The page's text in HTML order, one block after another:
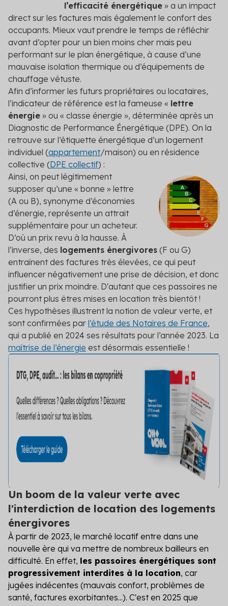
l’efficacité énergétique » a un impact
direct sur les factures mais également le confort des
occupants. Mieux vaut prendre le temps de réfléchir
avant d’opter pour un bien moins cher mais peu
performant sur le plan énergétique, à cause d’une
mauvaise isolation thermique ou d’équipements de
chauffage vétuste.
Afin d’informer les futurs propriétaires ou locataires,
l’indicateur de référence est la fameuse « lettre
énergie » ou « classe énergie », déterminée après un
Diagnostic de Performance Énergétique (DPE). On la
retrouve sur l’étiquette énergétique d’un logement
individuel (appartement/maison) ou en résidence
collective (DPE collectif) :
Ainsi, on peut légitimement
supposer qu’une « bonne » lettre
(A ou B), synonyme d’économies
d’énergie, représente un attrait
supplémentaire pour un acheteur.
D’où un prix revu à la hausse. À
l’inverse, des logements énergivores (F ou G)
entraînent des factures très élevées, ce qui peut
influencer négativement une prise de décision, et donc
justifier un prix moindre. D'autant que ces passoires ne
pourront plus êtres mises en location très bientôt !
Ces hypothèses illustrent la notion de valeur verte, et
sont confirmées par l’étude des Notaires de France,
qui a publié en 2024 ses résultats pour l’année 2023. La
maîtrise de l’énergie est désormais essentielle !
Un boom de la valeur verte avec
l'interdiction de location des logements
énergivores
À partir de 2023, le marché locatif entre dans une
nouvelle ère qui va mettre de nombreux bailleurs en
difficulté. En effet, les passoires énergétiques sont
progressivement interdites à la location, car
jugées indécentes (mauvais confort, problèmes de
santé, factures exorbitantes...). C'est en 2025 que